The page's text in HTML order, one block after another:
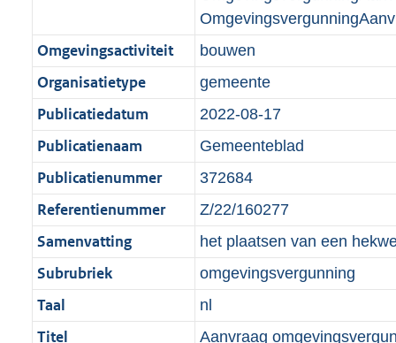
Omgevingsactiviteit bouwen
Organisatietype gemeente
Publicatiedatum 2022-08-17
Publicatienaam Gemeenteblad
Publicatienummer 372684
Referentienummer Z/22/160277
Samenvatting het plaatsen van een
Subrubriek omgevingsvergunning
Taal nl
Titel
Aanvraag